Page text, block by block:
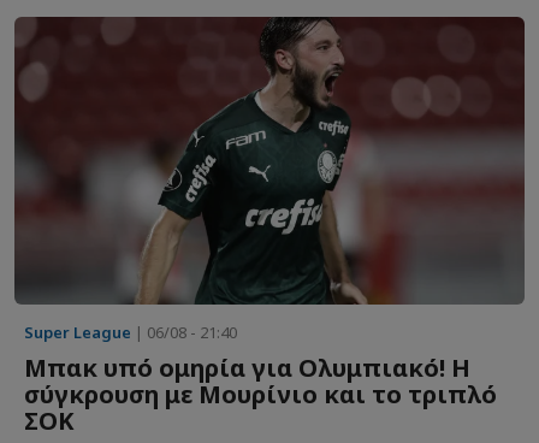
Super League | 06/08 - 21:40
Μπακ υπό ομηρία για Ολυμπιακό! Η
σύγκρουση με Μουρίνιο και το τριπλό
ΣΟΚ